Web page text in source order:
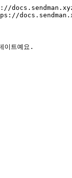
이트예요.